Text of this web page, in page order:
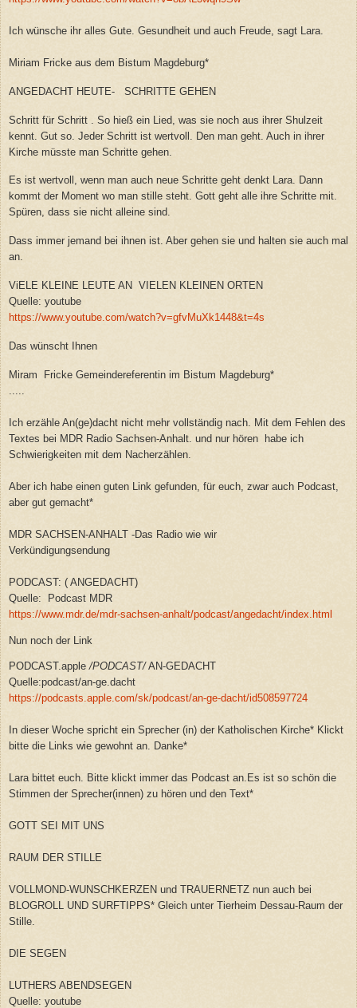
Ich wünsche ihr alles Gute. Gesundheit und auch Freude, sagt Lara.
Miriam Fricke aus dem Bistum Magdeburg*
ANGEDACHT HEUTE- SCHRITTE GEHEN
Schritt für Schritt . So hieß ein Lied, was sie noch aus ihrer Shulzeit
kennt. Gut so. Jeder Schritt ist wertvoll. Den man geht. Auch in ihrer
Kirche müsste man Schritte gehen.
Es ist wertvoll, wenn man auch neue Schritte geht denkt Lara. Dann
kommt der Moment wo man stille steht. Gott geht alle ihre Schritte mit.
Spüren, dass sie nicht alleine sind.
Dass immer jemand bei ihnen ist. Aber gehen sie und halten sie auch mal
an.
ViELE KLEINE LEUTE AN VIELEN KLEINEN ORTEN
Quelle: youtube
https://www.youtube.com/watch?v=gfvMuXk1448&t=4s
Das wünscht Ihnen
Miram Fricke Gemeindereferentin im Bistum Magdeburg*
Ich erzähle An(ge)dacht nicht mehr vollständig nach. Mit dem Fehlen des
Textes bei MDR Radio Sachsen-Anhalt. und nur hören habe ich
Schwierigkeiten mit dem Nacherzählen.
Aber ich habe einen guten Link gefunden, für euch, zwar auch Podcast,
aber gut gemacht*
MDR SACHSEN-ANHALT -Das Radio wie wir
Verkündigungsendung
PODCAST: ( ANGEDACHT)
Quelle: Podcast MDR
https://www.mdr.de/mdr-sachsen-anhalt/podcast/angedacht/index.html
Nun noch der Link
PODCAST.apple /PODCAST/AN-GEDACHT
Quelle:podcast/an-ge.dacht
https://podcasts.apple.com/sk/podcast/an-ge-dacht/id508597724
In dieser Woche spricht ein Sprecher (in) der Katholischen Kirche* Klickt
bitte die Links wie gewohnt an. Danke*
Lara bittet euch. Bitte klickt immer das Podcast an.Es ist so schön die
Stimmen der Sprecher(innen) zu hören und den Text*
GOTT SEI MIT UNS
RAUM DER STILLE
VOLLMOND-WUNSCHKERZEN und TRAUERNETZ nun auch bei
BLOGROLL UND SURFTIPPS* Gleich unter Tierheim Dessau-Raum der
Stille.
DIE SEGEN
LUTHERS ABENDSEGEN
Quelle: youtube